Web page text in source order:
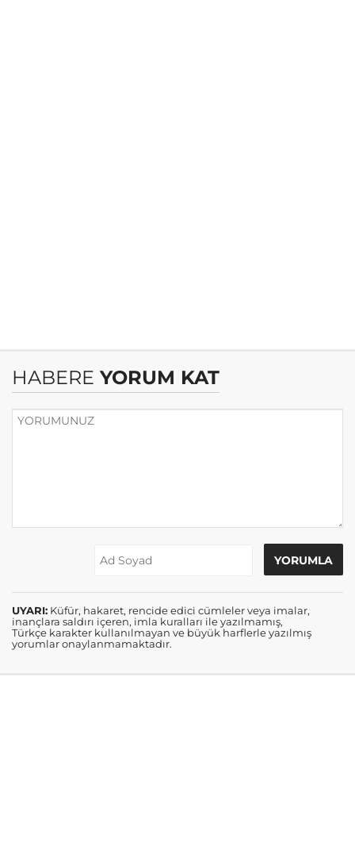
HABERE YORUM KAT
UYARI: Küfür, hakaret, rencide edici cümleler veya imalar,
inançlara saldırı içeren, imla kuralları ile yazılmamış,
Türkçe karakter kullanılmayan ve büyük harflerle yazılmış
yorumlar onaylanmamaktadır.